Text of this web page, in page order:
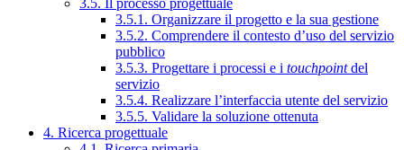
3.5. Il processo progettuale
3.5.1. Organizzare il progetto e la sua gestione
3.5.2. Comprendere il contesto d’uso del servizio
pubblico
3.5.3. Progettare i processi e i touchpointdel
servizio
3.5.4. Realizzare l’interfaccia utente del servizio
3.5.5. Validare la soluzione ottenuta
4. Ricerca progettuale